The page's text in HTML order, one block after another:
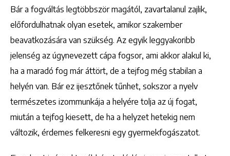
Bár a fogváltás legtöbbször magától, zavartalanul zajlik,
előfordulhatnak olyan esetek, amikor szakember
beavatkozására van szükség. Az egyik leggyakoribb
jelenség az úgynevezett cápa fogsor, ami akkor alakul ki,
ha a maradó fog már áttört, de a tejfog még stabilan a
helyén van. Bár ez ijesztőnek tűnhet, sokszor a nyelv
természetes izommunkája a helyére tolja az új fogat,
miután a tejfog kiesett, de ha a helyzet hetekig nem
változik, érdemes felkeresni egy gyermekfogászatot.